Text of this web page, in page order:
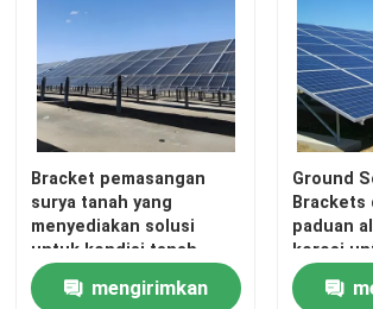
Klem Pemasangan Panel Surya
Rel Pemasangan Panel Surya
Penjepit Tengah Panel Surya
Penjepit Ujung Panel Surya
Bracket pemasangan
surya tanah yang
menyediakan solusi
untuk kondisi tanah
yang bervariasi dan
instalasi pembangkit
mengirimkan
Ground
Brackets
paduan
korosi
dan
surya